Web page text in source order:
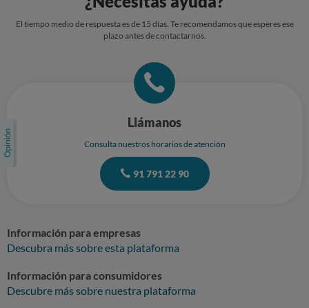
El tiempo medio de respuesta es de 15 días. Te recomendamos que esperes ese
plazo antes de contactarnos.
Llámanos
Consulta nuestros horarios de atención
91 791 22 90
Información para empresas
Descubra más sobre esta plataforma
Información para consumidores
Descubre más sobre nuestra plataforma